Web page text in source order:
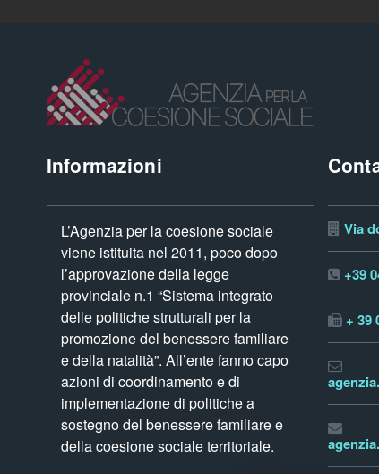
Informazioni
L’Agenzia per la coesione sociale
viene istituita nel 2011, poco dopo
l’approvazione della legge
provinciale n.1 “Sistema integrato
delle politiche strutturali per la
promozione del benessere familiare
e della natalità”. All’ente fanno capo
azioni di coordinamento e di
implementazione di politiche a
sostegno del benessere familiare e
della coesione sociale territoriale.
Via
+39
+ 39